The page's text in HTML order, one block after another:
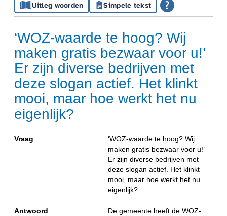
Uitleg woorden Simpele tekst
‘WOZ-waarde te hoog? Wij
maken gratis bezwaar voor u!’
Er zijn diverse bedrijven met
deze slogan actief. Het klinkt
mooi, maar hoe werkt het nu
eigenlijk?
Vraag
‘WOZ-waarde te hoog? Wij
maken gratis bezwaar voor u!’
Er zijn diverse bedrijven met
deze slogan actief. Het klinkt
mooi, maar hoe werkt het nu
eigenlijk?
Antwoord
De gemeente heeft de WOZ-